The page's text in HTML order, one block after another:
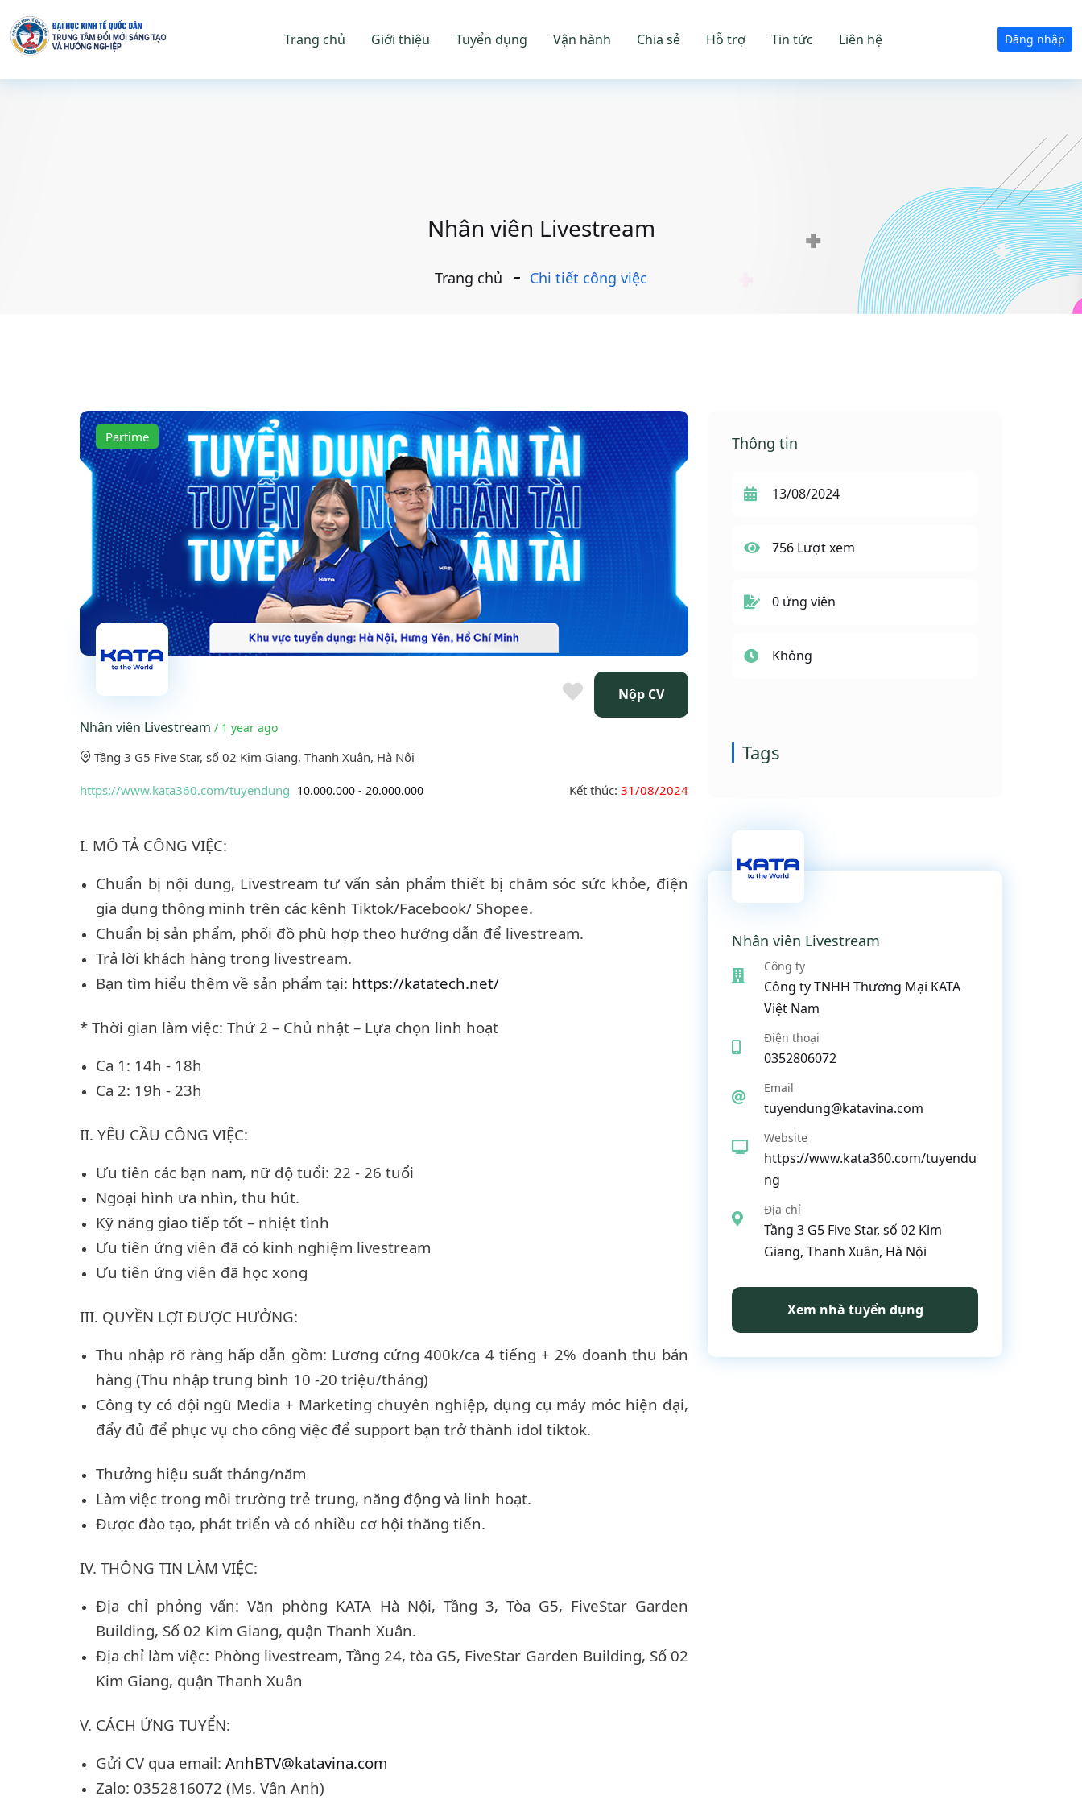
Trang chủ Giới thiệu Tuyển dụng Vận hành Chia sẻ Hỗ trợ Tin tức Liên hệ Đăng nhập
Nhân viên Livestream
Trang chủ Chi tiết công việc
Partime
Nhân viên Livestream / 1 year ago
Tầng 3 G5 Five Star, số 02 Kim Giang, Thanh Xuân, Hà Nội
https://www.kata360.com/tuyendung 10.000.000 - 20.000.000 Kết thúc: 31/08/2024
Nộp CV
I. MÔ TẢ CÔNG VIỆC:
Chuẩn bị nội dung, Livestream tư vấn sản phẩm thiết bị chăm sóc sức khỏe, điện
gia dụng thông minh trên các kênh Tiktok/Facebook/ Shopee.
Chuẩn bị sản phẩm, phối đồ phù hợp theo hướng dẫn để livestream.
Trả lời khách hàng trong livestream.
Bạn tìm hiểu thêm về sản phẩm tại: https://katatech.net/
* Thời gian làm việc: Thứ 2 – Chủ nhật – Lựa chọn linh hoạt
Ca 1: 14h - 18h
Ca 2: 19h - 23h
II. YÊU CẦU CÔNG VIỆC:
Ưu tiên các bạn nam, nữ độ tuổi: 22 - 26 tuổi
Ngoại hình ưa nhìn, thu hút.
Kỹ năng giao tiếp tốt – nhiệt tình
Ưu tiên ứng viên đã có kinh nghiệm livestream
Ưu tiên ứng viên đã học xong
III. QUYỀN LỢI ĐƯỢC HƯỞNG:
Thu nhập rõ ràng hấp dẫn gồm: Lương cứng 400k/ca 4tiếng + 2% doanh thu bán
hàng (Thu nhập trung bình 10 -20 triệu/tháng)
Công ty có đội ngũ Media + Marketing chuyên nghiệp, dụng cụ máy móc hiện đại,
đẩy đủ để phục vụ cho công việc để support bạn trở thành idol tiktok.
Thưởng hiệu suất tháng/năm
Làm việc trong môi trường trẻ trung, năng động và linh hoạt.
Được đào tạo, phát triển và có nhiều cơ hội thăng tiến.
IV. THÔNG TIN LÀM VIỆC:
Địa chỉ phỏng vấn:Văn phòng KATA Hà Nội, Tầng 3, Tòa G5, FiveStar Garden
Building, Số 02 Kim Giang, quận Thanh Xuân.
Địa chỉ làm việc: Phòng livestream, Tầng 24, tòa G5, FiveStar Garden Building, Số 02
Kim Giang, quận Thanh Xuân
V. CÁCH ỨNG TUYỂN:
Gửi CV qua email: AnhBTV@katavina.com
Zalo: 0352816072 (Ms. Vân Anh)
Thông tin
13/08/2024
756 Lượt xem
0 ứng viên
Không
Tags
Nhân viên Livestream
Công ty
Công ty TNHH Thương Mại KATA
Việt Nam
Điện thoại
0352806072
Email
tuyendung@katavina.com
Website
https://www.kata360.com/tuyendu
ng
Địa chỉ
Tầng 3 G5 Five Star, số 02 Kim
Giang, Thanh Xuân, Hà Nội
Xem nhà tuyển dụng